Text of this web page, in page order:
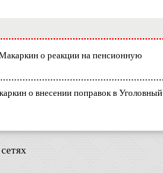
о реакции на пенсионную
о внесении поправок в Уголовный